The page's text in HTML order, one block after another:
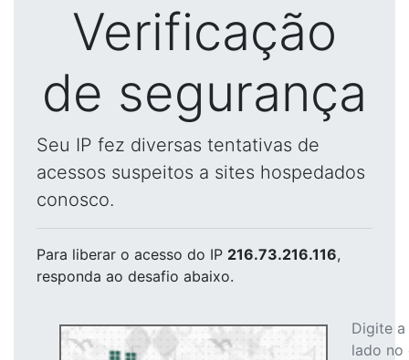
Verificação
de segurança
Seu IP fez diversas tentativas de
acessos suspeitos a sites hospedados
conosco.
Para liberar o acesso do IP 216.73.216.116,
responda ao desafio abaixo.
Digite
lado no